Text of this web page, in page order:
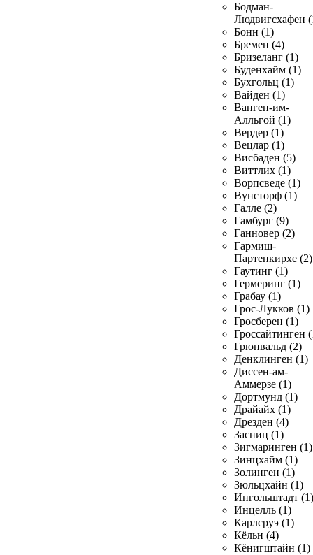
Бодман-
Людвигсхафен
Бонн (1)
Бремен (4)
Бризеланг (1)
Буденхайм (1)
Бухгольц (1)
Вайден (1)
Ванген-им-
Алльгой (1)
Вердер (1)
Вецлар (1)
Висбаден (5)
Виттлих (1)
Ворпсведе (1)
Вунсторф (1)
Галле (2)
Гамбург (9)
Ганновер (2)
Гармиш-
Партенкирхе (2)
Гаутинг (1)
Гермеринг (1)
Грабау (1)
Грос-Лукков (1)
Гросберен (1)
Гроссайтинген
Грюнвальд (2)
Денклинген (1)
Диссен-ам-
Аммерзе (1)
Дортмунд (1)
Драйайх (1)
Дрезден (4)
Засниц (1)
Зигмаринген (1)
Зинцхайм (1)
Золинген (1)
Зюльцхайн (1)
Ингольштадт (1)
Инцелль (1)
Карлсруэ (1)
Кёльн (4)
Кёнигштайн (1)